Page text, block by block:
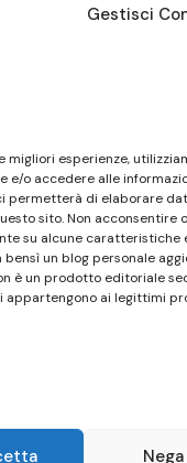
Gestisci
migliori esperienze,
e/o accedere alle
permetterà di elaborare
sito. Non
su alcune caratteristiche
bensì un blog personale
è un prodotto editoriale
appartengono ai legittimi
Nega
e la
i marchi riportati
essere marchi di
senza alcun
dettagli alla